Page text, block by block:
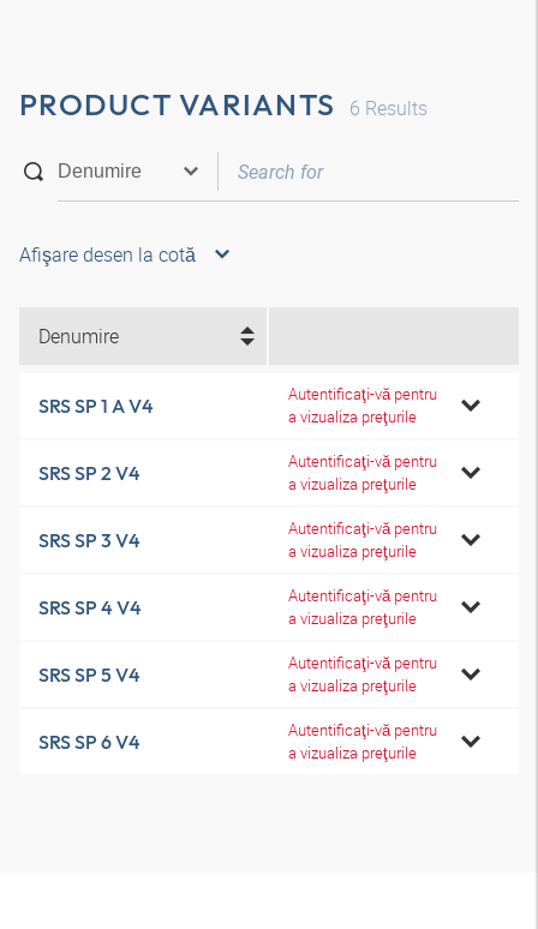
PRODUCT VARIANTS 6 Results
Afişare desen la cotă
Denumire
SRS SP 1 A V4
Autentificaţi-vă pentru
a vizualiza preţurile
SRS SP 2 V4
Autentificaţi-vă pentru
a vizualiza preţurile
SRS SP 3 V4
Autentificaţi-vă pentru
a vizualiza preţurile
SRS SP 4 V4
Autentificaţi-vă pentru
a vizualiza preţurile
SRS SP 5 V4
Autentificaţi-vă pentru
a vizualiza preţurile
SRS SP 6 V4
Autentificaţi-vă pentru
a vizualiza preţurile